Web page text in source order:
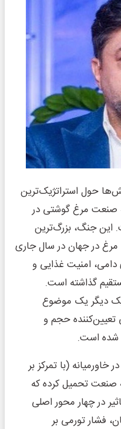
حول استراتژیک‌ترین
صنعت مرغ گوشتی در
این جنگ، بزرگ‌ترین
مرغ در جهان در سال جاری
دامی، امنیت غذایی و
گذاشته است.
دیگر یک موضوع
تعیین‌کننده حجم و
شده است.
خاورمیانه (با تمرکز بر
صنعت تحمیل کرده که
در چهار محور اصلی
فشار تورمی بر